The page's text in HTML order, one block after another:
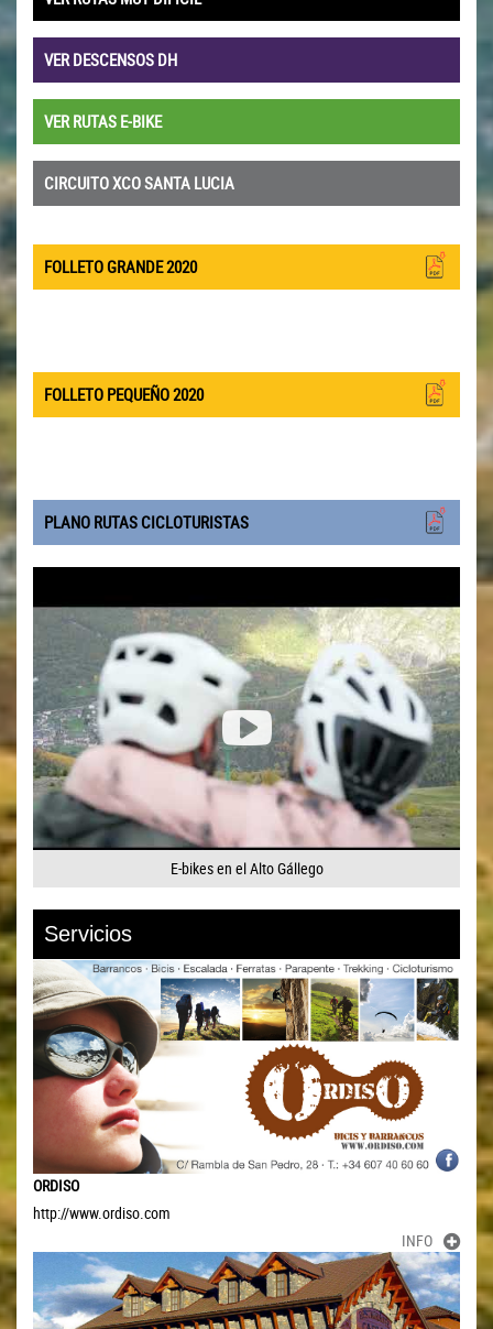
VER DESCENSOS DH
VER RUTAS E-BIKE
CIRCUITO XCO SANTA LUCIA
FOLLETO GRANDE 2020
FOLLETO PEQUEÑO 2020
PLANO RUTAS CICLOTURISTAS
E-bikes en el Alto Gállego
Servicios
ORDISO
http://www.ordiso.com
INFO